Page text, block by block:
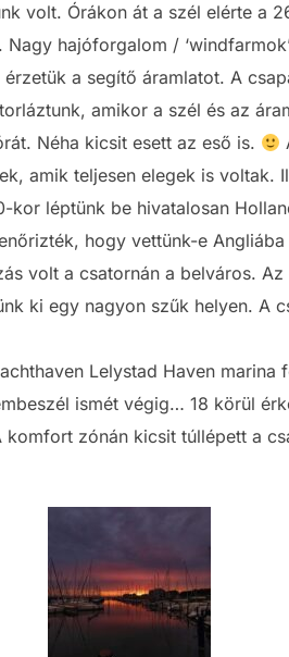
volt. Órákon át a szél elérte a
hajóforgalom /
a segítő áramlatot. A
amikor a szél és az
Néha kicsit esett az eső is.
amik teljesen elegek is voltak.
kor léptünk be hivatalosan
hogy vettünk-e
volt a csatornán a belváros.
ki egy nagyon szűk helyen. A
Lelystad Haven
ismét végig… 18 körül
zónán kicsit túllépett a